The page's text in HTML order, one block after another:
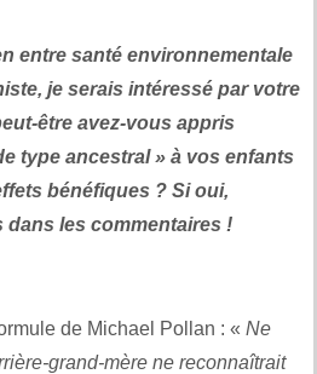
entre santé environnementale
je serais intéressé par votre
être avez-vous appris
type ancestral » à vos enfants
bénéfiques ? Si oui,
dans les commentaires !
de Michael Pollan : « Ne
grand-mère ne reconnaîtrait